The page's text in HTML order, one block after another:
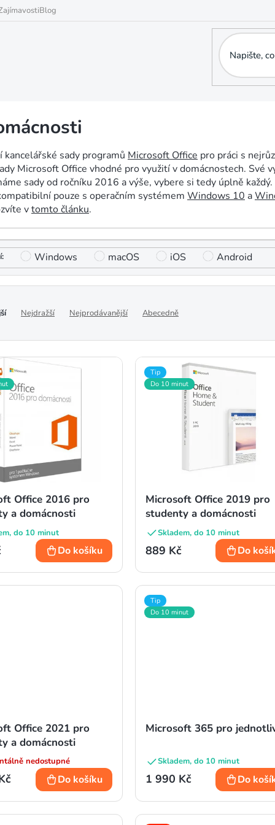
Blog
kancelářské sady programů Microsoft Office pro práci s
Microsoft Office vhodné pro využití v domácnostech. Své
sady od ročníku 2016 a výše, vybere si tedy úplně
pouze s operačním systémem Windows 10 a
vtomto článku.
Nejdražší Nejprodávanější Abecedně
Windows macOS iOS Android
Office 2016 pro
a domácnosti
do 10 minut
Do košíku
Tip
Do 10 minut
Microsoft Office 2019 pro
studenty a domácnosti
Skladem, do 10 minut
889 Kč Do
Office 2021 pro
a domácnosti
nedostupné
Do košíku
Tip
Do 10 minut
Microsoft 365 pro
Skladem, do 10 minut
1 990 Kč Do